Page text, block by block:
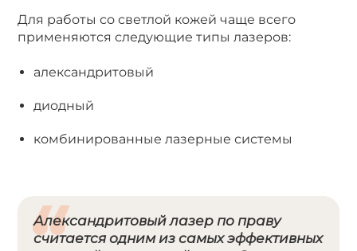
Для работы со светлой кожей чаще всего
применяются следующие типы лазеров:
александритовый
диодный
комбинированные лазерные системы
Александритовый лазер по праву
считается одним из самых эффективных